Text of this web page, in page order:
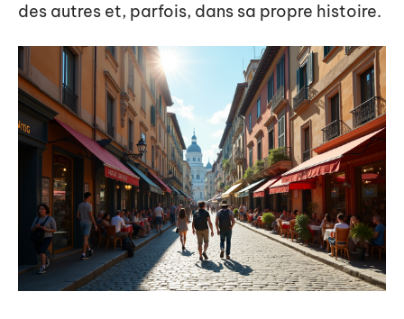
des autres et, parfois, dans sa propre histoire.